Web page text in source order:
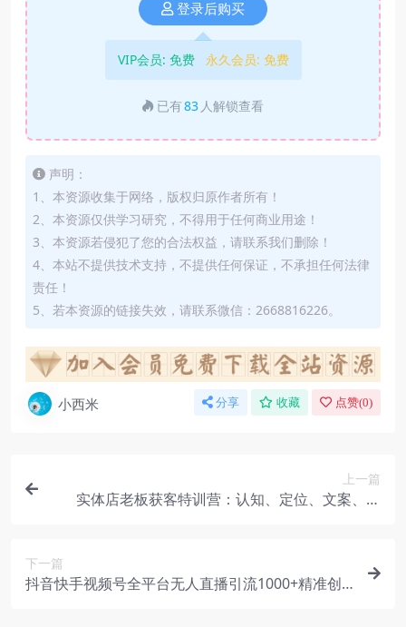
登录后购买
VIP会员: 免费 永久会员: 免费
已有83 人解锁查看
声明：
1、本资源收集于网络，版权归原作者所有！
2、本资源仅供学习研究，不得用于任何商业用途！
3、本资源若侵犯了您的合法权益，请联系我们删除！
4、本站不提供技术支持，不提供任何保证，不承担任何法律
责任！
5、若本资源的链接失效，请联系微信：2668816226。
小西米 分享 收藏 点赞(0)
上一篇
实体店老板获客特训营：认知、定位、文案、矩
下一篇
抖音快手视频号全平台无人直播引流1000+精准创